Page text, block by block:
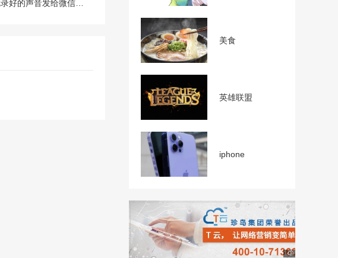
美食
英雄联盟
iphone